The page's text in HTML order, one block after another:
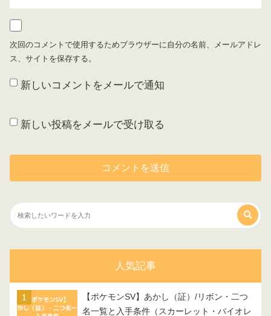
次回のコメントで使用するためブラウザーに自分の名前、メールアドレ
ス、サイトを保存する。
新しいコメントをメールで通知
新しい投稿をメールで受け取る
人気記事
【ポケモンSV】あかし（証）/リボン・二つ
名一覧と入手条件（スカーレット・バイオレ